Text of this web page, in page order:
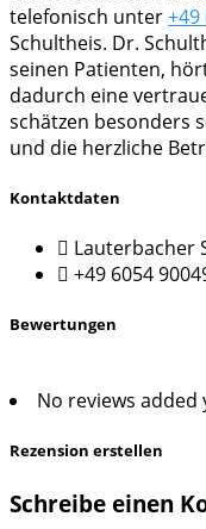
telefonisch unter+49
Schultheis. Dr.
seinen Patienten,
dadurch eine
schätzen besonders
und die herzliche
Kontaktdaten
Lauterbacher
+49 6054
Bewertungen
No reviews added
Rezension erstellen
Schreibe einen